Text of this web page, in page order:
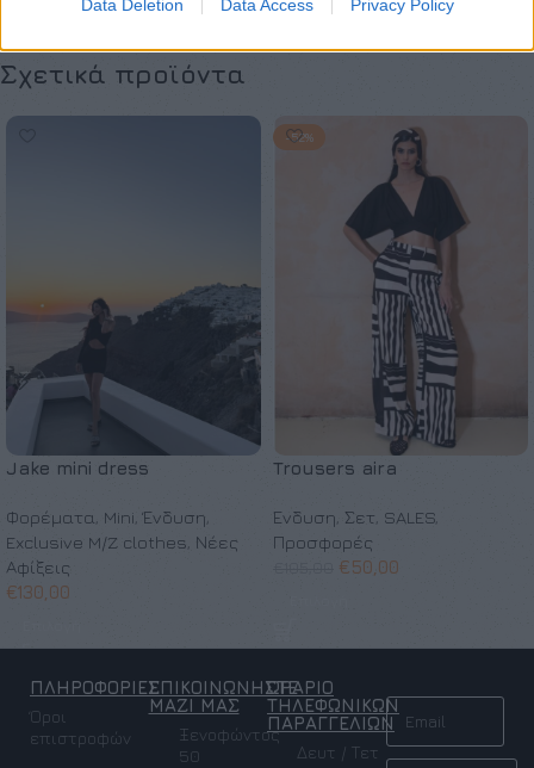
Data Deletion Data Access Privacy Policy
Σχετικά προϊόντα
Jake mini dress
Φορέματα, Mini,Ένδυση,
Exclusive M/Z clothes, Νέες
Αφίξεις
€130,00
-52%
Trousers aira
Ένδυση, Σετ, SALES,
Προσφορές
€50,00
ΠΛΗΡΟΦΟΡΙΕΣ
Όροι
επιστροφών
ΕΠΙΚΟΙΝΩΝΗΣΤΕ
ΜΑΖΙ ΜΑΣ
Ξενοφώντος
50
ΩΡΑΡΙΟ
ΤΗΛΕΦΩΝΙΚΩΝ
ΠΑΡΑΓΓΕΛΙΩΝ
Δευτ / Τετ